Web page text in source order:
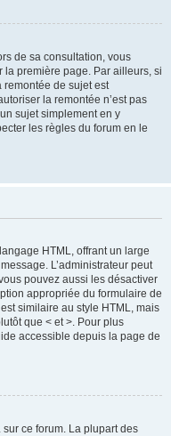
de sa consultation, vous
première page. Par ailleurs, si
de sujet est
la remontée n’est pas
sujet simplement en y
les règles du forum en le
HTML, offrant un large
L’administrateur peut
pouvez aussi les désactiver
appropriée du formulaire de
similaire au style HTML, mais
que < et >. Pour plus
accessible depuis la page de
ce forum. La plupart des